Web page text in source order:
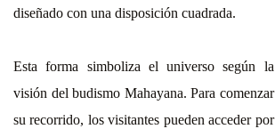
diseñado con una disposición cuadrada.
Esta forma simboliza el universo según la
visión del budismo Mahayana. Para comenzar
su recorrido, los visitantes pueden acceder por